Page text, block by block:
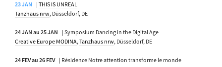
23 JAN | THIS IS UNREAL
Tanzhaus nrw, Düsseldorf, DE
24 JAN au 25 JAN
| Symposium Dancing in the Digital Age
Creative Europe MODINA,Tanzhaus nrw, Düsseldorf, DE
24 FEV au 26 FEV | Résidence Notre attention transforme le monde